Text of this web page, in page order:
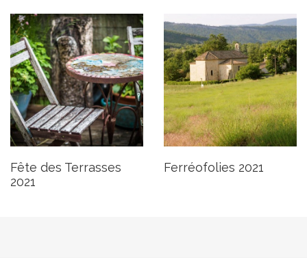
Fête des Terrasses
2021
Ferréofolies 2021